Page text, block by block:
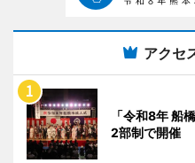
アクセ
「令和8年 船
2部制で開催